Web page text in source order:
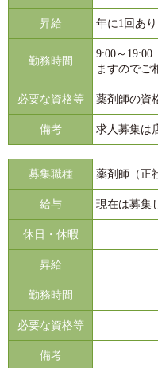
昇給 年に1回あり
勤務時間
9:00～
ますのでご
必要な資格等 薬剤師の資
備考 求人募集は
募集職種 薬剤師（正
給与 現在は募集
休日・休暇
昇給
勤務時間
必要な資格等
備考